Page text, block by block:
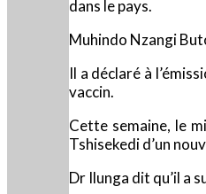
dans le pays.
Muhindo Nzangi
Il a déclaré à
vaccin.
Cette semaine, le
Tshisekedi d’un
Dr Ilunga dit qu’il a